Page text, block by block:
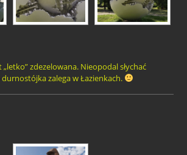
„letko” zdezelowana. Nieopodal słychać
zalega w Łazienkach.